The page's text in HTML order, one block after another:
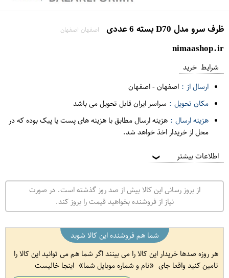
ظرف سرو مدل D70 بسته 6 عددی اصفهان اصفهان
nimaashop.ir
شرایط خرید
ارسال از : اصفهان-اصفهان
مکان تحویل : سراسر ایران قابل تحویل می باشد
هزینه ارسال : هزینه ارسال مطابق با هزینه های پست یا پیک بوده که در
محل از خریدار اخذ خواهد شد.
اطلاعات بیشتر ❯
از بروز رسانی این کالا بیش از صد روز گذشته است. در صورت
نیاز از فروشنده بخواهید قیمت را بروز کند.
شما هم فروشنده این کالا شوید
هر روزه صدها خریدار این کالا را می بینند اگر شما هم می توانید این کالا را
تامین کنید واقعا جای
نام و شماره موبایل شما اینجا خالیست